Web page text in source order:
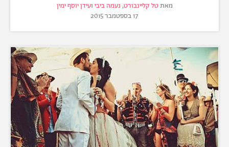
מאתטל קליינבורט, נעמה ביבי ועידן יוסף ימין
17 בספטמבר 2015